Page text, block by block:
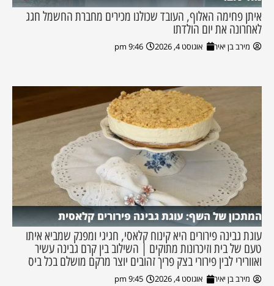
איתן פחימה האלוף, העובד שכולנו מכירים מחברת החשמל חגג
לאחרונה את יום הולדתו
מירב בן יאיר אוגוסט 4, 2026 9:46 pm
המתכון של השף: עוגת גבינה פירורים קלאסית
עוגת גבינה פירורים היא קינוח קלאסי, חגיגי ומפנק שמביא איתו
טעם של בית וזיכרונות מתוקים | השילוב בין קרם גבינה עשיר
ואוורירי לבין פירורי בצק פריך זהובים יוצר מרקם מושלם בכל ביס
מירב בן יאיר אוגוסט 4, 2026 9:45 pm